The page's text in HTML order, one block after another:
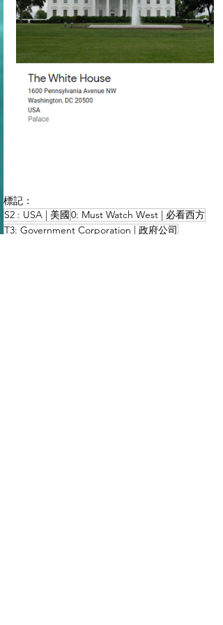
標記：
S2 : USA | 美國0: Must Watch West | 必看西方
T3: Government Corporation | 政府公司